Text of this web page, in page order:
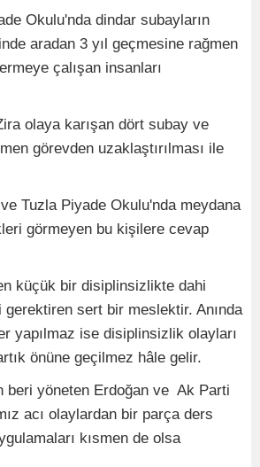
Okulu'nda dindar subayların
aradan 3 yıl geçmesine rağmen
çalışan insanları
olaya karışan dört subay ve
görevden uzaklaştırılması ile
Tuzla Piyade Okulu'nda meydana
görmeyen bu kişilere cevap
küçük bir disiplinsizlikte dahi
gerektiren sert bir meslektir. Anında
yapılmaz ise disiplinsizlik olayları
önüne geçilmez hâle gelir.
beri yöneten Erdoğan ve Ak Parti
acı olaylardan bir parça ders
kısmen de olsa